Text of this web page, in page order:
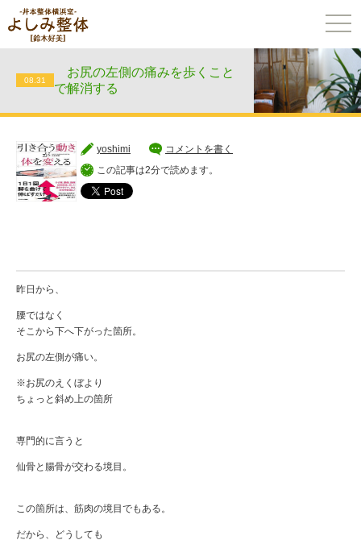
08.31
お尻の左側の痛みを歩くこと
で解消する
yoshimi
コメントを書く
この記事は2分で読めます。
昨日から、
腰ではなく
そこから下へ下がった箇所。
お尻の左側が痛い。
※お尻のえくぼより
ちょっと斜め上の箇所
専門的に言うと
仙骨と腸骨が交わる境目。
この箇所は、筋肉の境目でもある。
だから、どうしても